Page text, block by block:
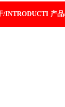
/INTRODUCTION
产